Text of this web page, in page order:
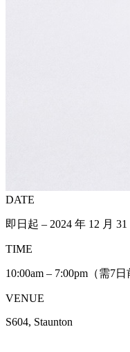
DATE
即日起 – 2024 年 12 月
TIME
10:00am – 7:00pm（需7日
VENUE
S604, Staunton